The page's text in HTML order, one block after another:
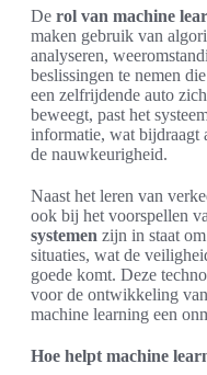
De rol van machine
maken gebruik van
analyseren,
beslissingen te nemen
een zelfrijdende auto
beweegt, past het
informatie, wat bijdraagt
de nauwkeurigheid.
Naast het leren van
ook bij het voorspellen
systemen zijn in staat
situaties, wat de
goede komt. Deze
voor de ontwikkeling
machine learning een
Hoe helpt machine